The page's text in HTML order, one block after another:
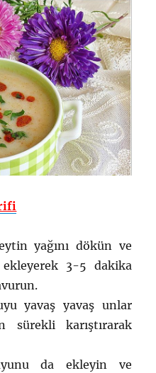
yağını dökün ve
ekleyerek 3-5 dakika
yavaş yavaş unlar
sürekli karıştırarak
da ekleyin ve